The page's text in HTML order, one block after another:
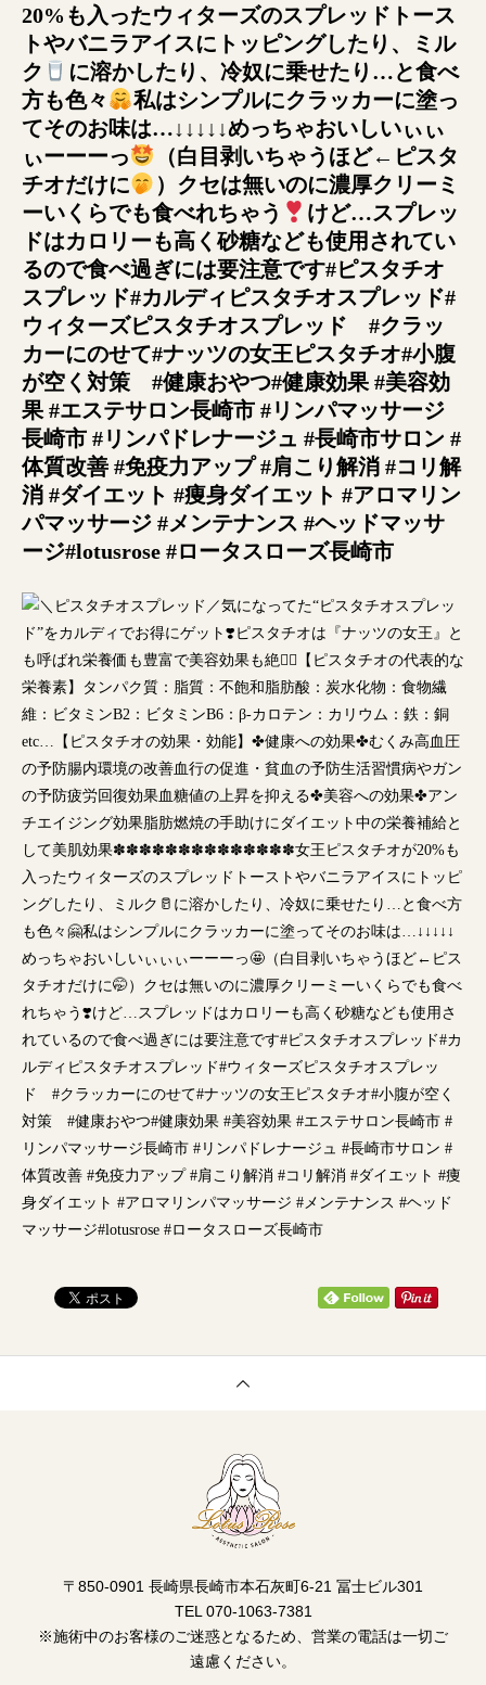
20%も入ったウィターズのスプレッドトース
トやバニラアイスにトッピングしたり、ミル
ク
に溶かしたり、冷奴に乗せたり…と食べ
方も色々
私はシンプルにクラッカーに塗っ
てそのお味は…↓↓↓↓↓めっちゃおいしいぃぃ
ぃーーーっ
（白目剥いちゃうほど←ピスタ
チオだけに
）クセは無いのに濃厚クリーミ
ーいくらでも食べれちゃう
けど…スプレッ
ドはカロリーも高く砂糖なども使用されてい
るので食べ過ぎには要注意です#ピスタチオ
スプレッド#カルディピスタチオスプレッド#
ウィターズピスタチオスプレッド #クラッ
カーにのせて#ナッツの女王ピスタチオ#小腹
が空く対策 #健康おやつ#健康効果 #美容効
果 #エステサロン長崎市 #リンパマッサージ
長崎市 #リンパドレナージュ #長崎市サロン #
体質改善 #免疫力アップ #肩こり解消 #コリ解
消 #ダイエット #痩身ダイエット #アロマリン
パマッサージ #メンテナンス #ヘッドマッサ
ージ#lotusrose #ロータスローズ長崎市
〒850-0901 長崎県長崎市本石灰町6-21 冨士ビル301
TEL 070-1063-7381
※施術中のお客様のご迷惑となるため、営業の電話は一切ご
遠慮ください。